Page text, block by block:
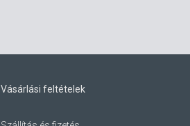
Vásárlási feltételek